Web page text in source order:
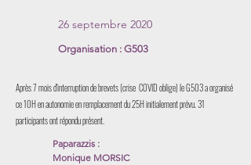
26 septembre 2020
Organisation : G503
Après 7 mois d'interruption de brevets (crise COVID oblige) le G503 a organisé
ce 10H en autonomie en remplacement du 25H initialement prévu. 31
participants ont répondu présent.
Paparazzis :
Monique MORSIC